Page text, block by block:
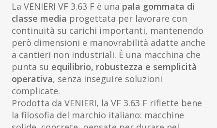
La VENIERI VF 3.63 F è una pala gommata di
classe media progettata per lavorare con
continuità su carichi importanti, mantenendo
però dimensioni e manovrabilità adatte anche
a cantieri non industriali. È una macchina che
punta su equilibrio, robustezza e semplicità
operativa, senza inseguire soluzioni
complicate.
Prodotta da VENIERI, la VF 3.63 F riflette bene
la filosofia del marchio italiano: macchine